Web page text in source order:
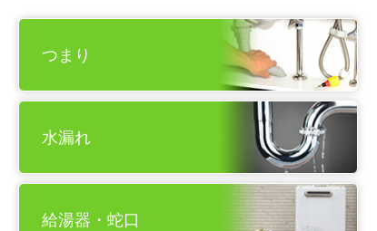
つまり
水漏れ
給湯器・蛇口